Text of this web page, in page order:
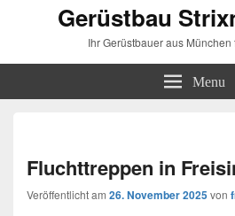
Gerüstbau
Ihr Gerüstbauer aus
Menu
Fluchttreppen in
Veröffentlicht am 26. November 2025von